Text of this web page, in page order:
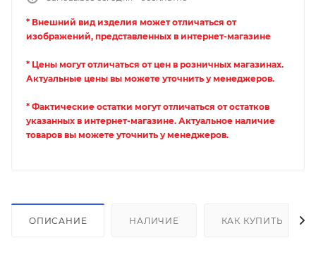
* Внешний вид изделия может отличаться от
изображений, представленных в интернет-магазине
* Цены могут отличаться от цен в розничных магазинах.
Актуальные цены вы можете уточнить у менеджеров.
* Фактические остатки могут отличаться от остатков
указанных в интернет-магазине. Актуальное наличие
товаров вы можете уточнить у менеджеров.
ОПИСАНИЕ НАЛИЧИЕ КАК КУПИТЬ